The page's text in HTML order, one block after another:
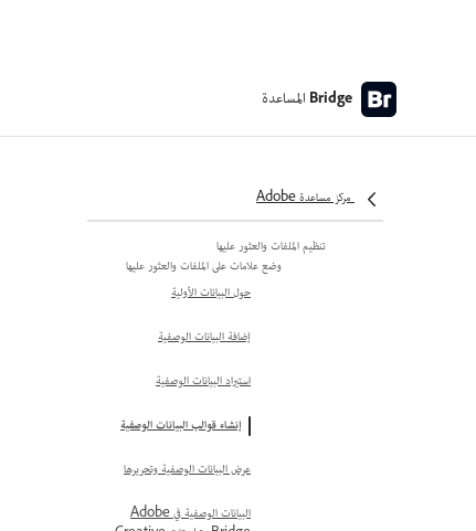
Bridge المساعدة
مركز مساعدة Adobe
ضبط اللوحات
تعيين تفضيلات واجهة المستخدم
تنظيم الملفات والعثور عليها
وضع علامات على الملفات والعثور عليها
حول البيانات الأولية
إضافة البيانات الوصفية
استيراد البيانات الوصفية
إنشاء قوالب البيانات الوصفية
عرض البيانات الوصفية وتحريرها
البيانات الوصفية في Adobe